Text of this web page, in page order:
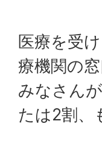
医療を受
療機関の
みなさん
たは2割、